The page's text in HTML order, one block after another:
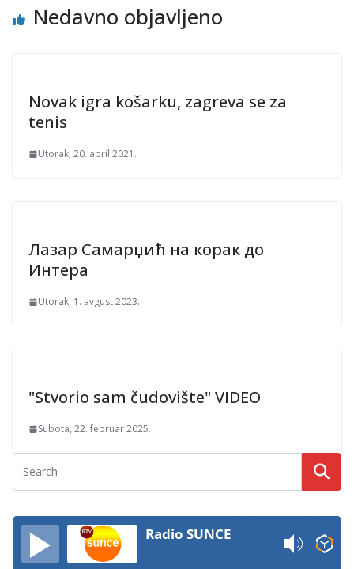
Nedavno objavljeno
Novak igra košarku, zagreva se za
tenis
Utorak, 20. april 2021.
Лазар Самарџић на корак до
Интера
Utorak, 1. avgust 2023.
"Stvorio sam čudovište" VIDEO
Subota, 22. februar 2025.
Radio SUNCE